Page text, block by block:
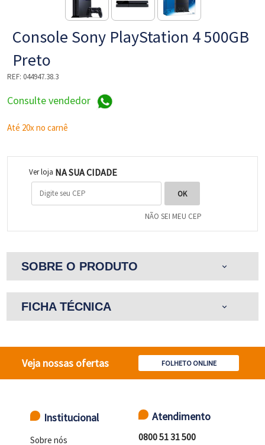
Console Sony PlayStation 4 500GB
Preto
REF: 044947.38.3
Consulte vendedor
Até 20x no carnê
Ver loja NA SUA CIDADE
NÃO SEI MEU CEP
SOBRE O PRODUTO expand_more
FICHA TÉCNICA expand_more
Veja nossas ofertas FOLHETO ONLINE
Institucional
Sobre nós
Atendimento
0800 51 31 500